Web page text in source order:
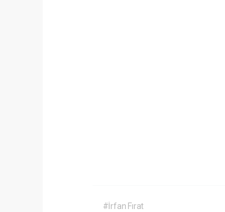
#İrfan Fırat